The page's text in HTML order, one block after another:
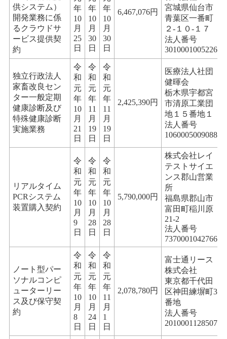
供システム）
開発業務に係
るクラウドサ
ービス提供契
約
年
10
月
25
日
年
10
月
30
日
年
10
月
30
日
6,467,076円
宮城県仙台市
青葉区一番町
２-１０-１７
法人番号
3010001005226
独立行政法人
家畜改良セン
ター一般定期
健康診断及び
特殊健康診断
実施業務
令
和
元
年
10
月
21
日
令
和
元
年
11
月
19
日
令
和
元
年
11
月
19
日
2,425,390円
医療法人社団
健暉会
栃木県宇都宮
市清原工業団
地１５番地１
法人番号
1060005009088
リアルタイム
PCRシステム
装置購入契約
令
和
元
年
10
月
9
日
令
和
元
年
10
月
28
日
令
和
元
年
10
月
28
日
5,790,000円
株式会社レイ
テストサイエ
ンス郡山営業
所
福島県郡山市
富田町稲川原
21-2
法人番号
7370001042766
ノート型パー
ソナルコンピ
ューターリー
ス及び保守契
約
令
和
元
年
10
月
8
日
令
和
元
年
10
月
24
日
令
和
元
年
11
月
1
日
2,078,780円
富士通リース
株式会社
東京都千代田
区神田練塀町3
番地
法人番号
2010001128507